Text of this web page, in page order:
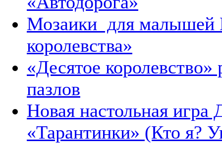
Мозаики для малышей
королевства»
«Десятое
пазлов
Новая настольная
«Тарантинки» (Кто я?